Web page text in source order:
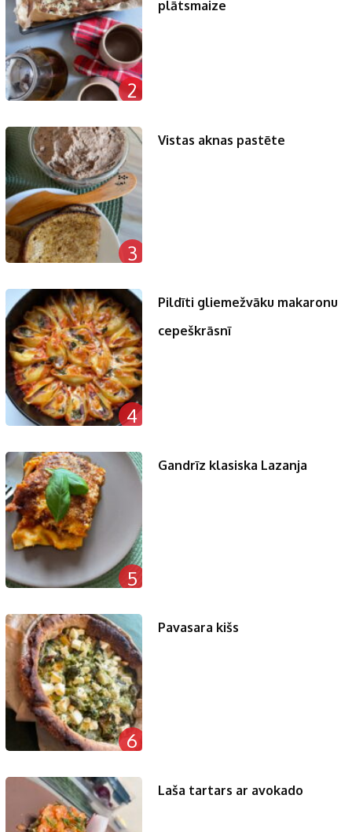
2
plātsmaize
3
Vistas aknas pastēte
4
Pildīti gliemežvāku makaronu
cepeškrāsnī
5
Gandrīz klasiska Lazanja
6
Pavasara kišs
Laša tartars ar avokado